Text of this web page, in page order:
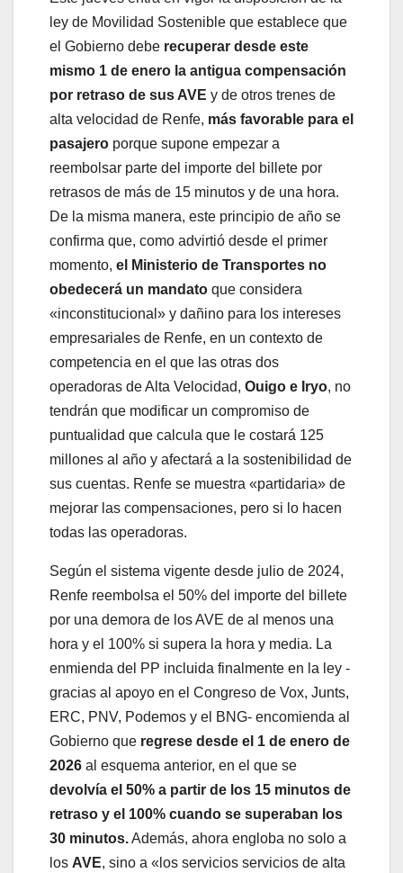
ley de Movilidad Sostenible que establece que
el Gobierno debe recuperar desde este
mismo 1 de enero la antigua compensación
por retraso de sus AVE y de otros trenes de
alta velocidad de Renfe, más favorable para el
pasajero porque supone empezar a
reembolsar parte del importe del billete por
retrasos de más de 15 minutos y de una hora.
De la misma manera, este principio de año se
confirma que, como advirtió desde el primer
momento, el Ministerio de Transportes no
obedecerá un mandato que considera
«inconstitucional» y dañino para los intereses
empresariales de Renfe, en un contexto de
competencia en el que las otras dos
operadoras de Alta Velocidad, Ouigo e Iryo, no
tendrán que modificar un compromiso de
puntualidad que calcula que le costará 125
millones al año y afectará a la sostenibilidad de
sus cuentas. Renfe se muestra «partidaria» de
mejorar las compensaciones, pero si lo hacen
todas las operadoras.
Según el sistema vigente desde julio de 2024,
Renfe reembolsa el 50% del importe del billete
por una demora de los AVE de al menos una
hora y el 100% si supera la hora y media. La
enmienda del PP incluida finalmente en la ley -
gracias al apoyo en el Congreso de Vox, Junts,
ERC, PNV, Podemos y el BNG- encomienda al
Gobierno que regrese desde el 1 de enero de
2026 al esquema anterior, en el que se
devolvía el 50% a partir de los 15 minutos de
retraso y el 100% cuando se superaban los
30 minutos.Además, ahora engloba no solo a
los AVE, sino a «los servicios servicios de alta